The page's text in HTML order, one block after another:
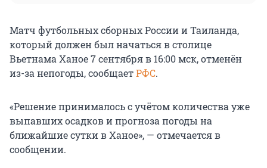
Матч футбольных сборных России и Таиланда,
который должен был начаться в столице
Вьетнама Ханое 7 сентября в 16:00 мск, отменён
из-за непогоды, сообщаетРФС.
«Решение принималось с учётом количества уже
выпавших осадков и прогноза погоды на
ближайшие сутки в Ханое», — отмечается в
сообщении.